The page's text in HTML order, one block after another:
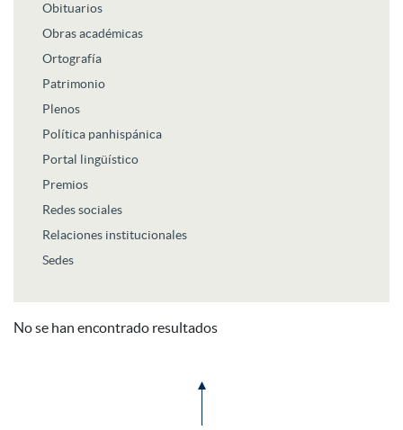
Obituarios
Obras académicas
Ortografía
Patrimonio
Plenos
Política panhispánica
Portal lingüístico
Premios
Redes sociales
Relaciones institucionales
Sedes
No se han encontrado resultados